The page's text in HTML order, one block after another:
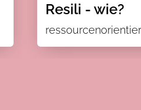
Resili - wie?